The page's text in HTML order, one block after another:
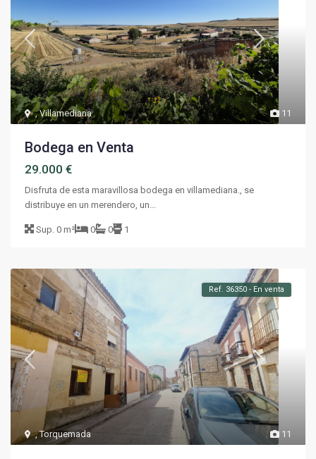
11
,Villamediana
Bodega en Venta
29.000 €
Disfruta de esta maravillosa bodega en villamediana., se
distribuye en un merendero, un...
Sup.0 m² 0 0 1
11
,Torquemada
Ref. 36350 - En venta